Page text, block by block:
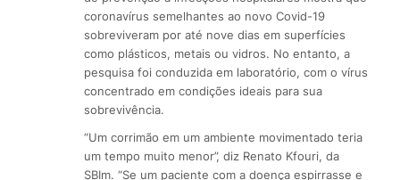
coronavírus semelhantes ao novo Covid-19
sobreviveram por até nove dias em superfícies
como plásticos, metais ou vidros. No entanto, a
pesquisa foi conduzida em laboratório, com o vírus
concentrado em condições ideais para sua
sobrevivência.
“Um corrimão em um ambiente movimentado teria
um tempo muito menor”, diz Renato Kfouri, da
SBIm. “Se um paciente com a doença espirrasse e